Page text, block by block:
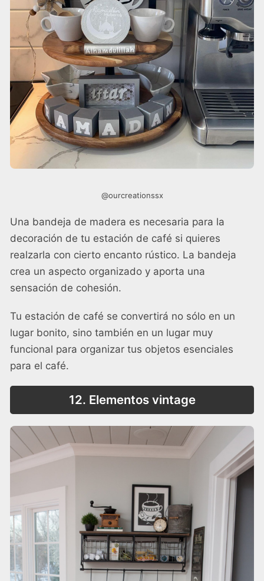
@ourcreationssx
Una bandeja de madera es necesaria para la
decoración de tu estación de café si quieres
realzarla con cierto encanto rústico. La bandeja
crea un aspecto organizado y aporta una
sensación de cohesión.
Tu estación de café se convertirá no sólo en un
lugar bonito, sino también en un lugar muy
funcional para organizar tus objetos esenciales
para el café.
12. Elementos vintage